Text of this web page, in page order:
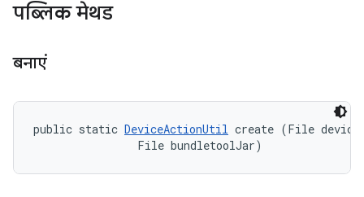
पब्लिक मेथड
बनाएं
public static DeviceActionUtil create (File
                File bundletoolJar)